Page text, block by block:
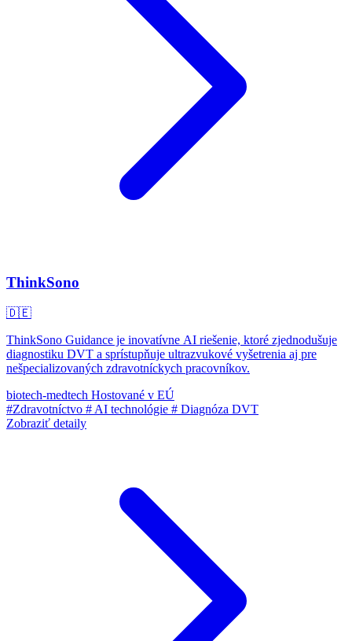
ThinkSono
🇩🇪
ThinkSono Guidance je inovatívne AI riešenie, ktoré zjednodušuje
diagnostiku DVT a sprístupňuje ultrazvukové vyšetrenia aj pre
nešpecializovaných zdravotníckych pracovníkov.
biotech-medtech Hostované v EÚ
#Zdravotníctvo # AI technológie # Diagnóza DVT
Zobraziť detaily